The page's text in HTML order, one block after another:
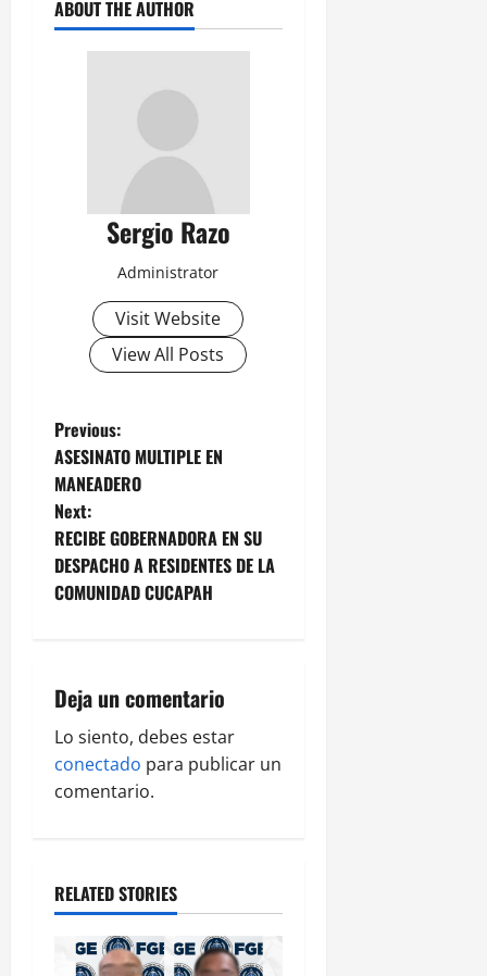
ABOUT THE AUTHOR
Sergio Razo
Administrator
Visit Website
View All Posts
P
o
s
t
v
i
g
t
Previous:
ASESINATO MULTIPLE EN
MANEADERO
Next:
RECIBE GOBERNADORA EN SU
DESPACHO A RESIDENTES DE LA
COMUNIDAD CUCAPAH
Deja un comentario
Lo siento, debes estar
conectado para publicar un
comentario.
RELATED STORIES